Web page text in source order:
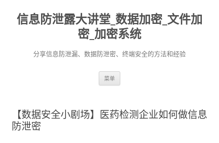
信息防泄露大讲堂_数据加密_文件加
密_加密系统
分享信息防泄漏、数据防泄密、终端安全的方法和经验
菜单
【数据安全小剧场】医药检测企业如何做信息
防泄密